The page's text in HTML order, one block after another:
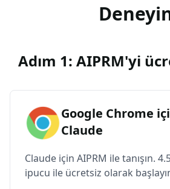
Adım 1: AIPRM'yi
Google Chrome
Claude
Claude için AIPRM ile tanışın.
ipucu ile ücretsiz olarak